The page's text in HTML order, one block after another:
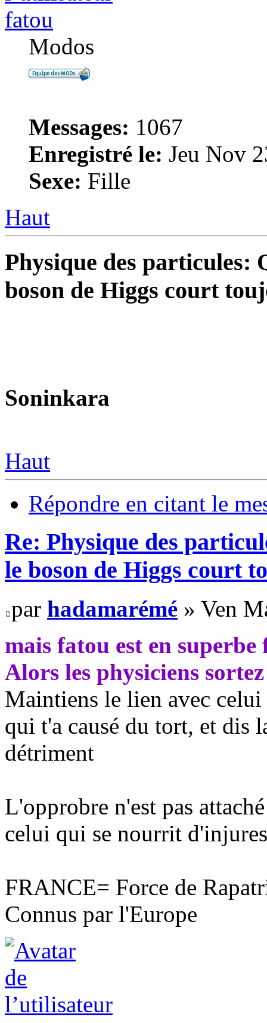
fatou
Modos
Messages: 1067
Enregistré le: Jeu Nov
Sexe: Fille
Haut
Physique des particules:
boson de Higgs court
Soninkara
Haut
Répondre en citant le
Re: Physique des
le boson de Higgs court
par hadamarémé » Ven
mais fatou est en
Alors les physiciens
Maintiens le lien avec
qui t'a causé du tort, et dis
détriment
L'opprobre n'est pas
celui qui se nourrit
FRANCE= Force de
Connus par l'Europe